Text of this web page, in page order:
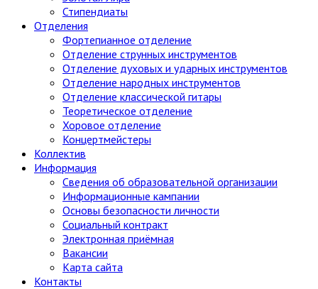
Стипендиаты
Отделения
Фортепианное отделение
Отделение струнных инструментов
Отделение духовых и ударных инструментов
Отделение народных инструментов
Отделение классической гитары
Теоретическое отделение
Хоровое отделение
Концертмейстеры
Коллектив
Информация
Сведения об образовательной организации
Информационные кампании
Основы безопасности личности
Социальный контракт
Электронная приёмная
Вакансии
Карта сайта
Контакты